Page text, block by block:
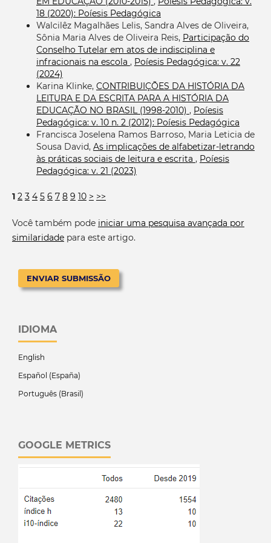
18 (2020): Poíesis Pedagógica
Walcilêz Magalhães Lelis, Sandra Alves de Oliveira,
Sônia Maria Alves de Oliveira Reis, Participação do
Conselho Tutelar em atos de indisciplina e
infracionais na escola , Poíesis Pedagógica: v. 22
(2024)
Karina Klinke, CONTRIBUIÇÕES DA HISTÓRIA DA
LEITURA E DA ESCRITA PARA A HISTÓRIA DA
EDUCAÇÃO NO BRASIL (1998-2010) , Poíesis
Pedagógica: v. 10 n. 2 (2012): Poíesis Pedagógica
Francisca Joselena Ramos Barroso, Maria Leticia de
Sousa David, As implicações de alfabetizar-letrando
às práticas sociais de leitura e escrita , Poíesis
Pedagógica: v. 21 (2023)
1 2 3 4 5 6 7 8 9 10 > >>
Você também pode iniciar uma pesquisa avançada por
similaridadepara este artigo.
ENVIAR SUBMISSÃO
IDIOMA
English
Español (España)
Português (Brasil)
GOOGLE METRICS